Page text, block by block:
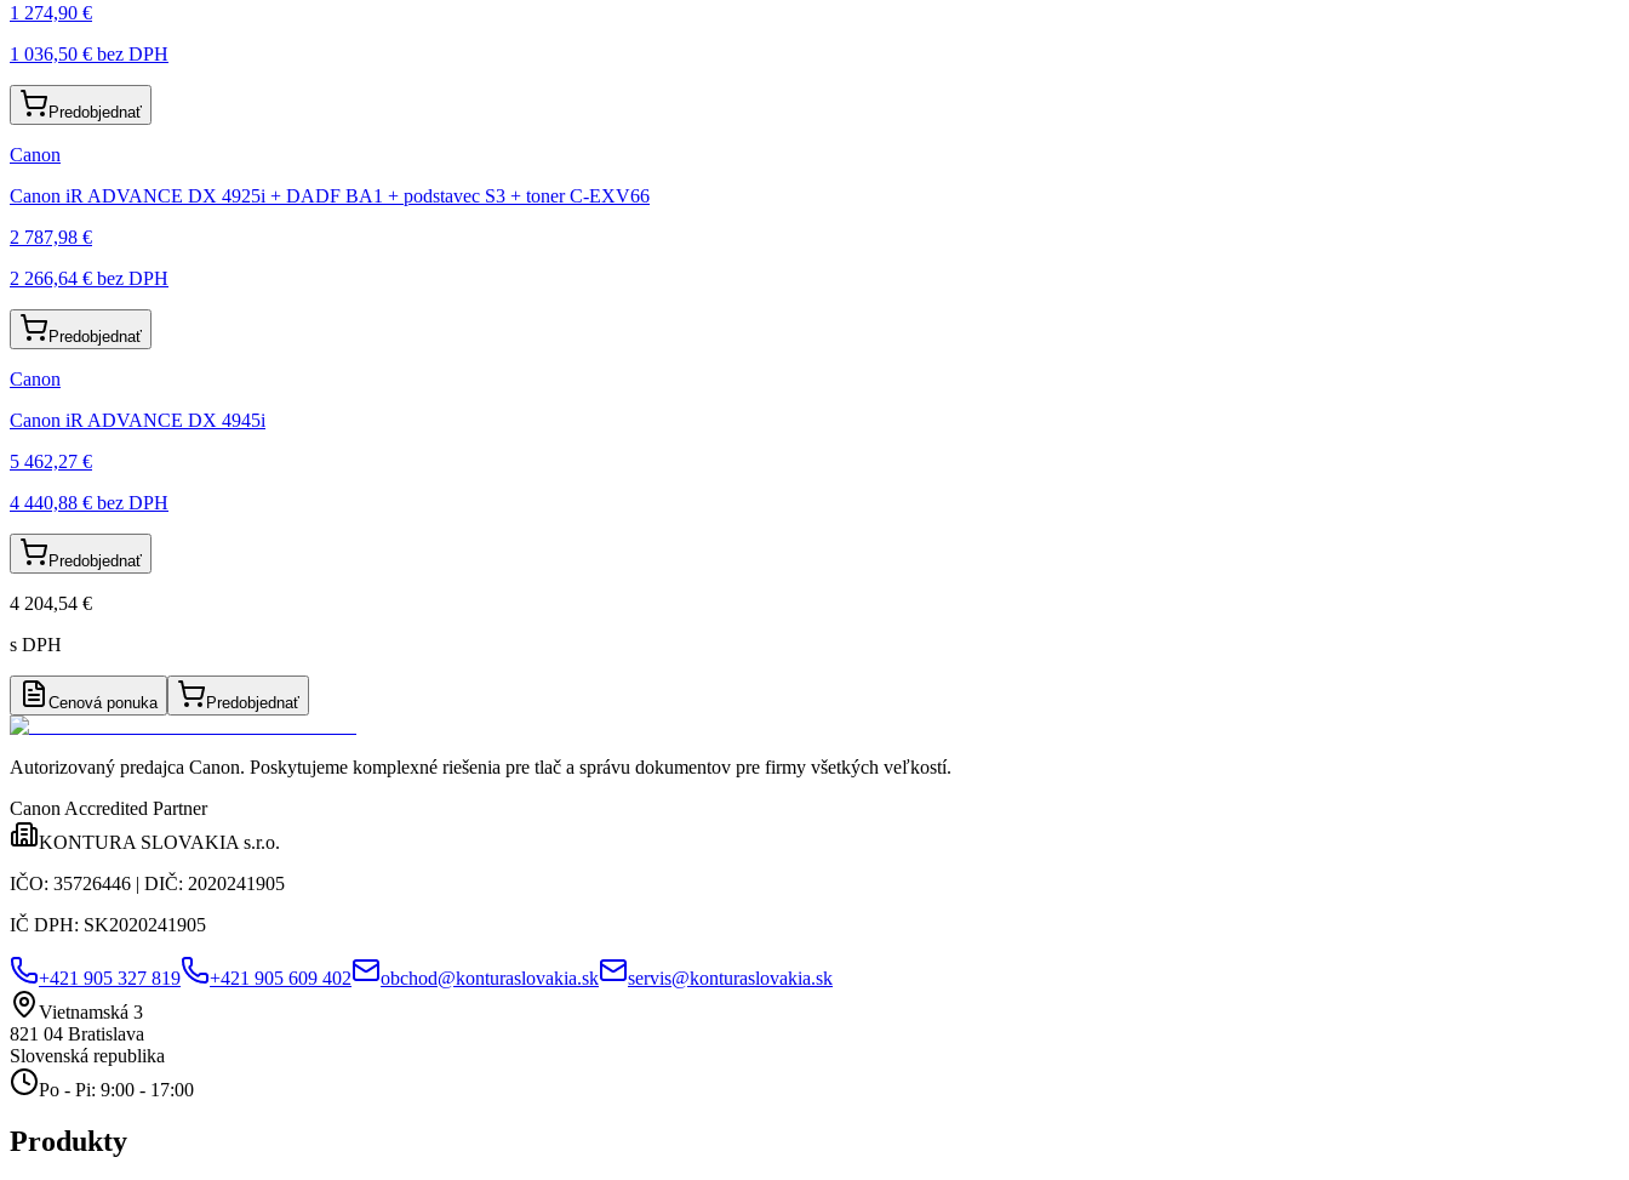
1 274,90 €
1 036,50 € bez DPH
Predobjednať
Canon
Canon iR ADVANCE DX 4925i + DADF BA1 + podstavec S3 + toner C-EXV66
2 787,98 €
2 266,64 € bez DPH
Predobjednať
Canon
Canon iR ADVANCE DX 4945i
5 462,27 €
4 440,88 € bez DPH
Predobjednať
4 204,54 €
s DPH
Cenová ponuka Predobjednať
Autorizovaný predajca Canon. Poskytujeme komplexné riešenia pre tlač a správu dokumentov pre firmy všetkých veľkostí.
Canon Accredited Partner
KONTURA SLOVAKIA s.r.o.
IČO: 35726446 | DIČ: 2020241905
IČ DPH: SK2020241905
+421 905 327 819 +421 905 609 402 obchod@konturaslovakia.sk
servis@konturaslovakia.sk
Vietnamská 3
821 04 Bratislava
Slovenská republika
Po - Pi: 9:00 - 17:00
Produkty